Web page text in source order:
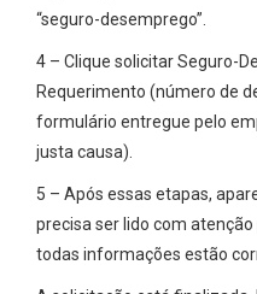
“seguro-desemprego”.
4 – Clique solicitar Seguro-
Requerimento (número de
formulário entregue pelo
justa causa).
5 – Após essas etapas,
precisa ser lido com
todas informações estão